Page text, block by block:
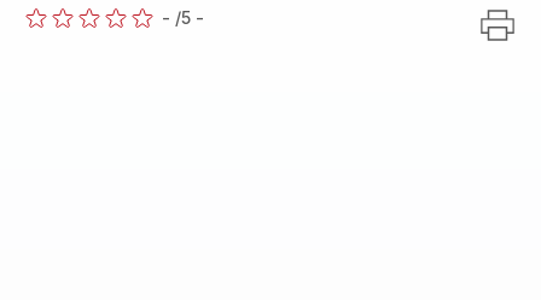
- /5 -